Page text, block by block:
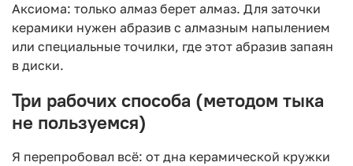
Аксиома: только алмаз берет алмаз. Для заточки
керамики нужен абразив с алмазным напылением
или специальные точилки, где этот абразив запаян
в диски.
Три рабочих способа (методом тыка
не пользуемся)
Я перепробовал всё: от дна керамической кружки